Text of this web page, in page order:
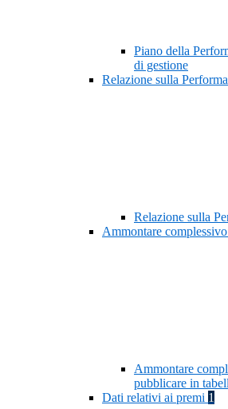
Piano della
di gestione
Relazione sulla
Relazione sulla
Ammontare
Ammontare
pubblicare in
Dati relativi ai premi 1